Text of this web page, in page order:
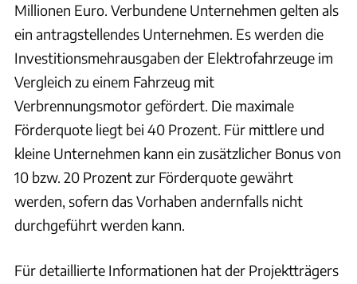
Millionen Euro. Verbundene Unternehmen gelten als
ein antragstellendes Unternehmen. Es werden die
Investitionsmehrausgaben der Elektrofahrzeuge im
Vergleich zu einem Fahrzeug mit
Verbrennungsmotor gefördert. Die maximale
Förderquote liegt bei 40 Prozent. Für mittlere und
kleine Unternehmen kann ein zusätzlicher Bonus von
10 bzw. 20 Prozent zur Förderquote gewährt
werden, sofern das Vorhaben andernfalls nicht
durchgeführt werden kann.
Für detaillierte Informationen hat der Projektträgers